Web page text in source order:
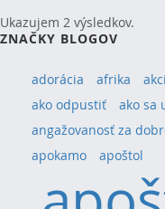
Ukazujem 2 výsledkov.
ZNAČKY BLOGOV
adorácia afrika
ako odpustiť
ako sa
angažovanosť za
apokamo
apoštol